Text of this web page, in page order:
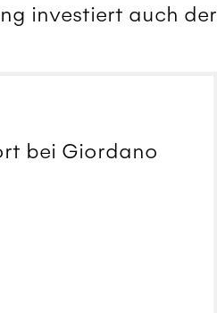
investiert auch der
bei Giordano